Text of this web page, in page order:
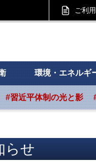
ご利
サイト
環境・エネルギ
#習近平体制の光と影
らせ